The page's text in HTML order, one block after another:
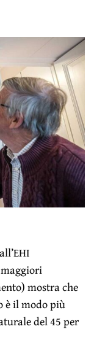
mostra che
è il modo più
del 45 per